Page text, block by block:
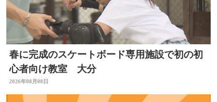
春に完成のスケートボード専用施設で初の初
心者向け教室 大分
2026年08月08日